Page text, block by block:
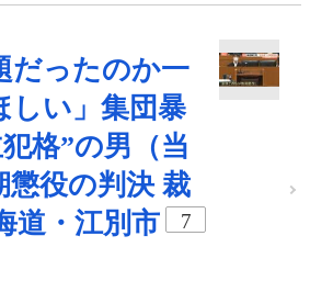
だったのか一
しい」集団暴
格”の男（当
懲役の判決 裁
道・江別市
7